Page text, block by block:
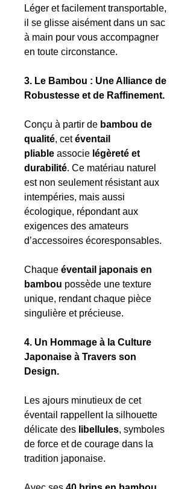
Léger et facilement transportable,
il se glisse aisément dans un sac
à main pour vous accompagner
en toute circonstance.
3. Le Bambou : Une Alliance de
Robustesse et de Raffinement.
Conçu à partir de bambou de
qualité, cetéventail
pliable associe légèreté et
durabilité. Ce matériau naturel
est non seulement résistant aux
intempéries, mais aussi
écologique, répondant aux
exigences des amateurs
d’accessoires écoresponsables.
Chaque éventail japonais en
bambou possède une texture
unique, rendant chaque pièce
singulière et précieuse.
4. Un Hommage à la Culture
Japonaise à Travers son
Design.
Les ajours minutieux de cet
éventail rappellent la silhouette
délicate des libellules, symboles
de force et de courage dans la
tradition japonaise.